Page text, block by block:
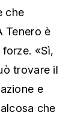
che
Tenero è
«Sì,
trovare il
e
che